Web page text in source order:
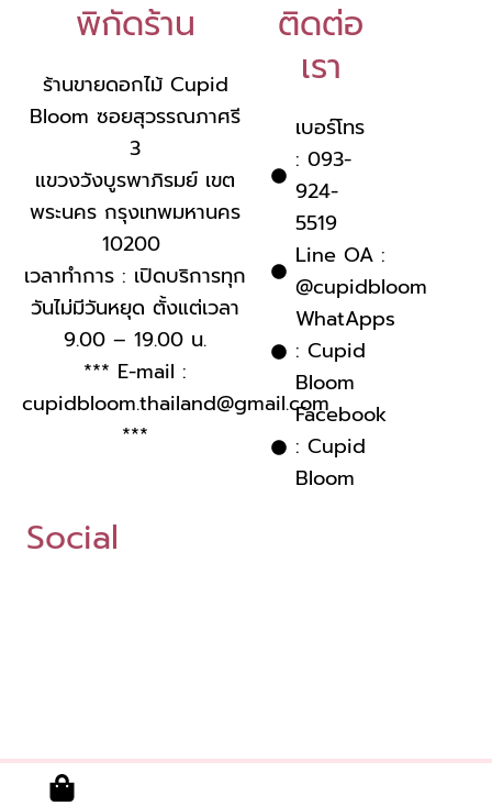
พิกัดร้าน
ร้านขายดอกไม้ Cupid
Bloom ซอยสุวรรณภาศรี
3
แขวงวังบูรพาภิรมย์ เขต
พระนคร กรุงเทพมหานคร
10200
เวลาทำการ : เปิดบริการทุก
วันไม่มีวันหยุด ตั้งแต่เวลา
9.00 – 19.00 น.
*** E-mail :
cupidbloom.thailand@gmail.com
***
ติดต่อ
เรา
เบอร์โทร
: 093-
924-
5519
Line OA :
@cupidbloom
WhatApps
: Cupid
Bloom
Facebook
: Cupid
Bloom
Social